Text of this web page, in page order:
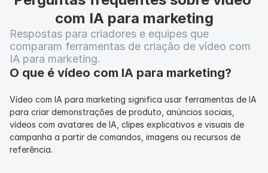
com IA para marketing
Respostas para criadores e equipes que
comparam ferramentas de criação de vídeo com
IA para marketing.
O que é vídeo com IA para marketing?
Vídeo com IA para marketing significa usar ferramentas de IA
para criar demonstrações de produto, anúncios sociais,
vídeos com avatares de IA, clipes explicativos e visuais de
campanha a partir de comandos, imagens ou recursos de
referência.